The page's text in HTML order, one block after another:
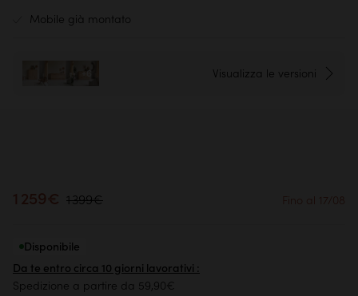
Mobile già montato
+6 Visualizza le versioni
1 259€ 1 399€ Fino al 17/08
Disponibile
Da te entro circa 10 giorni lavorativi :
Spedizione a partire da 59,90€